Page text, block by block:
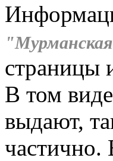
страницы
В том
выдают,